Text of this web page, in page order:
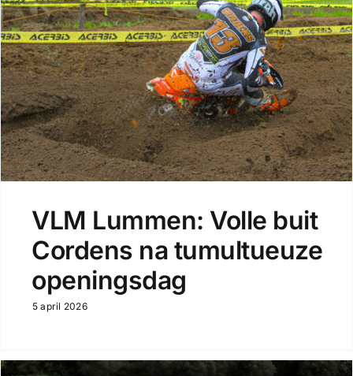
VLM Lummen: Volle buit
Cordens na tumultueuze
openingsdag
5 april 2026